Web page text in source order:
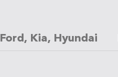
Kia, Hyundai